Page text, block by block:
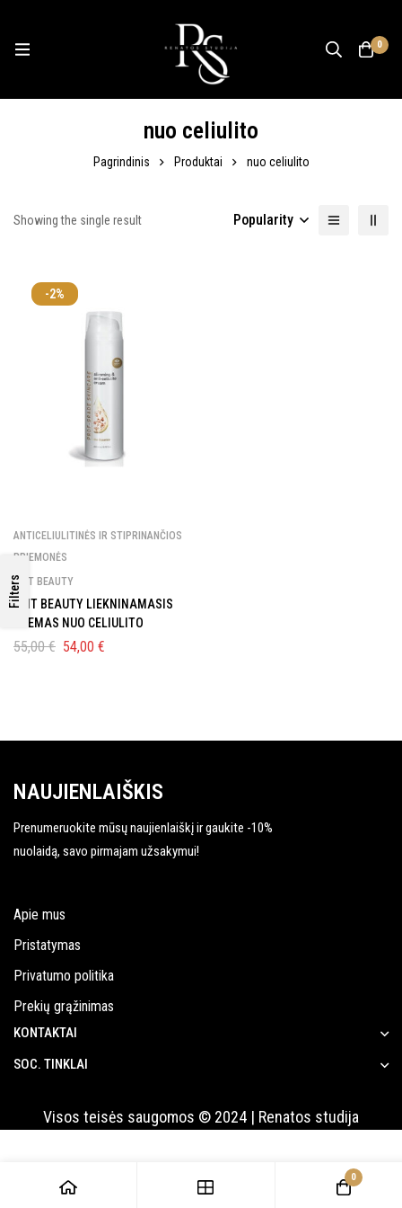
0
nuo celiulito
Pagrindinis Produktai nuo celiulito
Filters
Showing the single result Popularity
-2%
ANTICELIULITINĖS IR STIPRINANČIOS
PRIEMONĖS
GMT BEAUTY
GMT BEAUTY LIEKNINAMASIS
KREMAS NUO CELIULITO
55,00€ 54,00 €
NAUJIENLAIŠKIS
Prenumeruokite mūsų naujienlaiškį ir gaukite -10%
nuolaidą, savo pirmajam užsakymui!
Apie mus
Pristatymas
Privatumo politika
Prekių grąžinimas
KONTAKTAI
SOC. TINKLAI
Visos teisės saugomos © 2024 | Renatos studija
0